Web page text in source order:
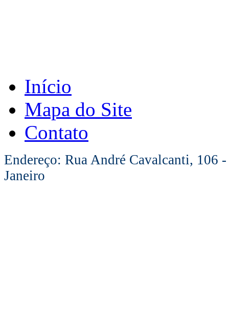
Início
Mapa do Site
Contato
Endereço: Rua André Cavalcanti, 106
Janeiro